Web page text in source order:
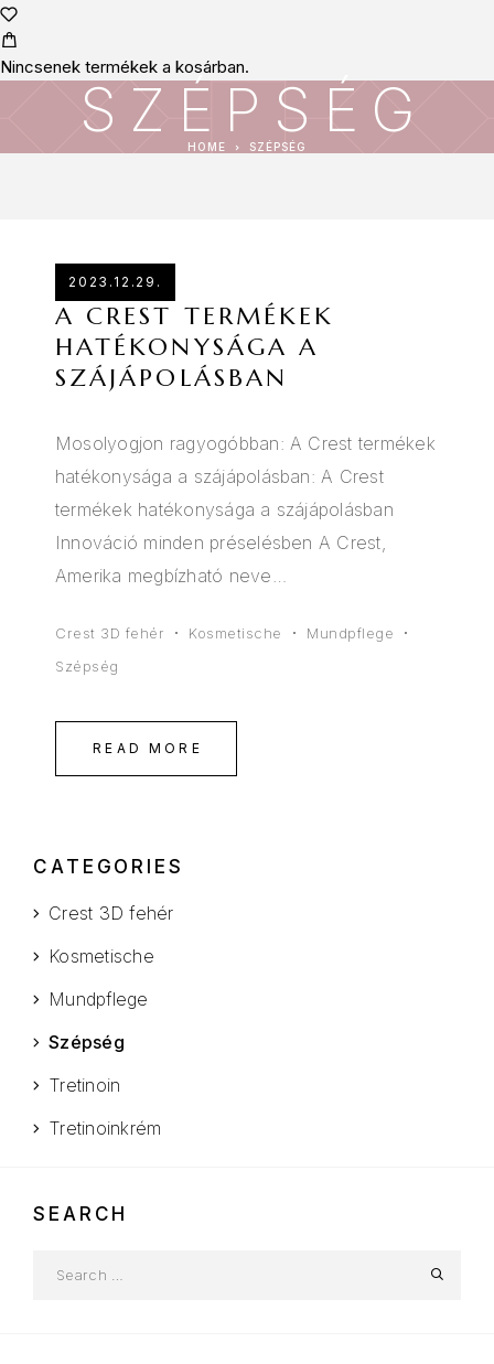
Nincsenek termékek a kosárban.
SZÉPSÉG
HOME SZÉPSÉG
2023.12.29.
A CREST TERMÉKEK
HATÉKONYSÁGA A
SZÁJÁPOLÁSBAN
Mosolyogjon ragyogóbban: A Crest termékek
hatékonysága a szájápolásban: A Crest
termékek hatékonysága a szájápolásban
Innováció minden préselésben A Crest,
Amerika megbízható neve…
Crest 3D fehér Kosmetische
Mundpflege
Szépség
READ MORE
CATEGORIES
Crest 3D fehér
Kosmetische
Mundpflege
Szépség
Tretinoin
Tretinoinkrém
SEARCH